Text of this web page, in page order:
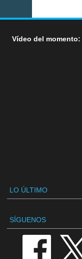
Vídeo del
LO ÚLTIMO
SÍGUENOS